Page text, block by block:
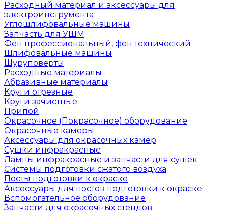
Расходный материал и аксессуары для
электроинструмента
Углошлифовальные машины
Запчасть для УШМ
Фен профессиональный, фен технический
Шлифовальные машины
Шуруповерты
Расходные материалы
Абразивные материалы
Круги отрезные
Круги зачистные
Припой
Окрасочное (Покрасочное) оборудование
Окрасочные камеры
Аксессуары для окрасочных камер
Сушки инфракрасные
Лампы инфракрасные и запчасти для сушек
Системы подготовки сжатого воздуха
Посты подготовки к окраске
Аксессуары для постов подготовки к окраске
Вспомогательное оборудование
Запчасти для окрасочных стендов